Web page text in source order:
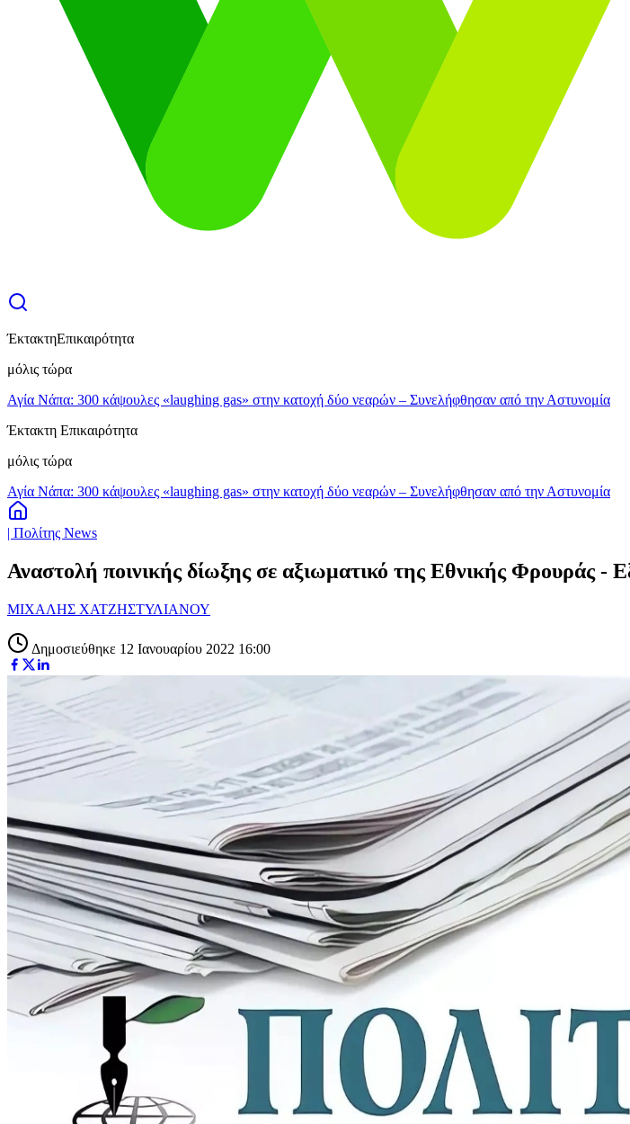
ΈκτακτηΕπικαιρότητα
μόλις τώρα
Αγία Νάπα: 300 κάψουλες «laughing gas» στην κατοχή δύο νεαρών – Συνελήφθησαν από την Αστυνομία
Έκτακτη Επικαιρότητα
μόλις τώρα
Αγία Νάπα: 300 κάψουλες «laughing gas» στην κατοχή δύο νεαρών – Συνελήφθησαν από την Αστυνομία
| Πολίτης News
Αναστολή ποινικής δίωξης σε αξιωματικό της Εθνικής Φρουράς
ΜΙΧΑΛΗΣ ΧΑΤΖΗΣΤΥΛΙΑΝΟΥ
Δημοσιεύθηκε 12 Ιανουαρίου 2022 16:00